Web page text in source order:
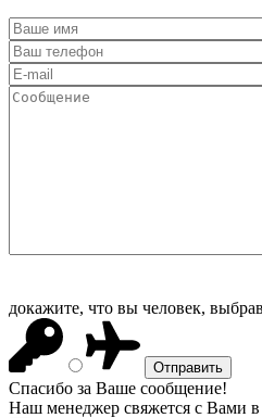
докажите, что вы человек, выбрав
Спасибо за Ваше сообщение!
Наш менеджер свяжется с Вами